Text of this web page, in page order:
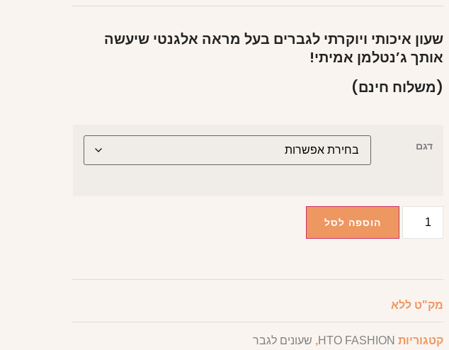
שעון איכותי ויוקרתי לגברים בעל מראה אלגנטי שיעשה
אותך ג’נטלמן אמיתי!
(משלוח חינם)
דגם
הוספה לסל
מק"ט ללא
קטגוריות HTO FASHION
, שעונים לגבר